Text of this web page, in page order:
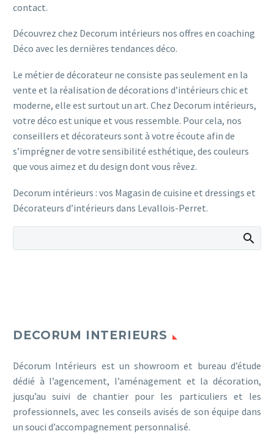
contact.
Découvrez chez Decorum intérieurs nos offres en coaching
Déco avec les dernières tendances déco.
Le métier de décorateur ne consiste pas seulement en la
vente et la réalisation de décorations d’intérieurs chic et
moderne, elle est surtout un art. Chez Decorum intérieurs,
votre déco est unique et vous ressemble. Pour cela, nos
conseillers et décorateurs sont à votre écoute afin de
s’imprégner de votre sensibilité esthétique, des couleurs
que vous aimez et du design dont vous rêvez.
Decorum intérieurs : vos Magasin de cuisine et dressings et
Décorateurs d’intérieurs dans Levallois-Perret.
DECORUM INTERIEURS
Décorum Intérieurs est un showroom et bureau d’étude
dédié à l’agencement, l’aménagement et la décoration,
jusqu’au suivi de chantier pour les particuliers et les
professionnels, avec les conseils avisés de son équipe dans
un souci d’accompagnement personnalisé.